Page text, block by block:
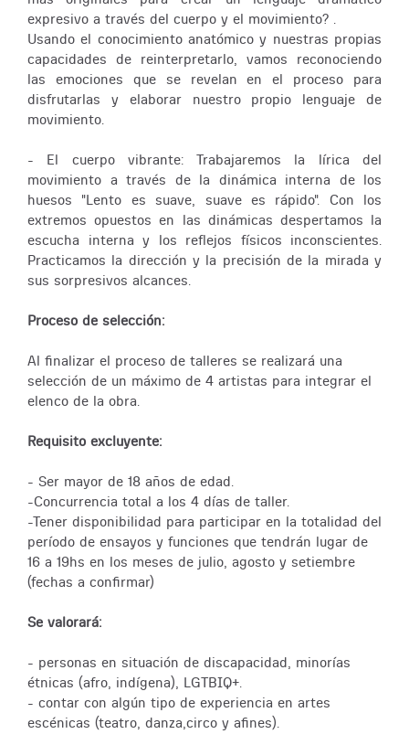
expresivo a través del cuerpo y el movimiento? .
Usando el conocimiento anatómico y nuestras propias
capacidades de reinterpretarlo, vamos reconociendo
las emociones que se revelan en el proceso para
disfrutarlas y elaborar nuestro propio lenguaje de
movimiento.
- El cuerpo vibrante: Trabajaremos la lírica del
movimiento a través de la dinámica interna de los
huesos "Lento es suave, suave es rápido". Con los
extremos opuestos en las dinámicas despertamos la
escucha interna y los reflejos físicos inconscientes.
Practicamos la dirección y la precisión de la mirada y
sus sorpresivos alcances.
Proceso de selección:
Al finalizar el proceso de talleres se realizará una
selección de un máximo de 4 artistas para integrar el
elenco de la obra.
Requisito excluyente:
- Ser mayor de 18 años de edad.
-Concurrencia total a los 4 días de taller.
-Tener disponibilidad para participar en la totalidad del
período de ensayos y funciones que tendrán lugar de
16 a 19hs en los meses de julio, agosto y setiembre
(fechas a confirmar)
Se valorará:
- personas en situación de discapacidad, minorías
étnicas (afro, indígena), LGTBIQ+.
- contar con algún tipo de experiencia en artes
escénicas (teatro, danza,circo y afines).